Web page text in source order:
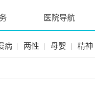
医院导航
病 | 两性 | 母婴 | 精神